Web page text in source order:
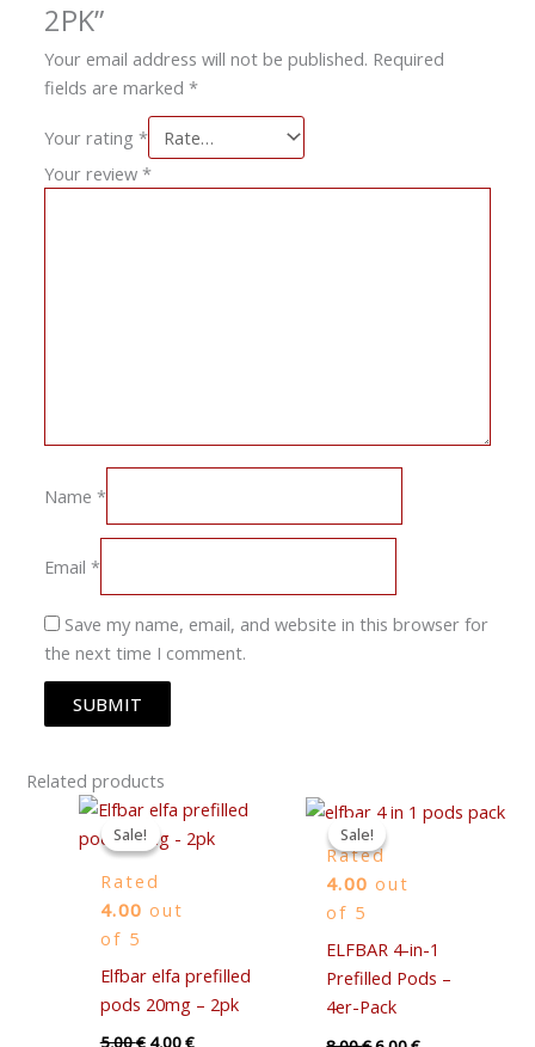
2PK”
Your email address will not be published. Required
fields are marked*
Your rating*
Your review*
Name*
Email*
Save my name, email, and website in this browser for
the next time I comment.
Related products
Sale!
Sale!
Rated
4.00 out
of 5
Elfbar elfa prefilled
pods 20mg – 2pk
Original
price
was:
Current
price
is:
Sale!
Sale!
Rated
4.00 out
of 5
ELFBAR 4-in-1
Prefilled Pods –
4er-Pack
Original
price
was:
8,00 €.
Current
price